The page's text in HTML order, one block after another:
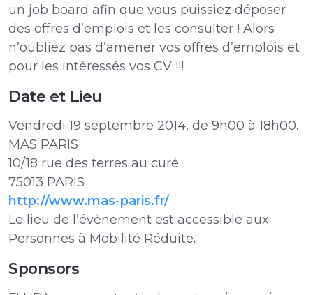
un job board afin que vous puissiez déposer
des offres d’emplois et les consulter ! Alors
n’oubliez pas d’amener vos offres d’emplois et
pour les intéressés vos CV !!!
Date et Lieu
Vendredi 19 septembre 2014, de 9h00 à 18h00.
MAS PARIS
10/18 rue des terres au curé
75013 PARIS
http://www.mas-paris.fr/
Le lieu de l’évènement est accessible aux
Personnes à Mobilité Réduite.
Sponsors